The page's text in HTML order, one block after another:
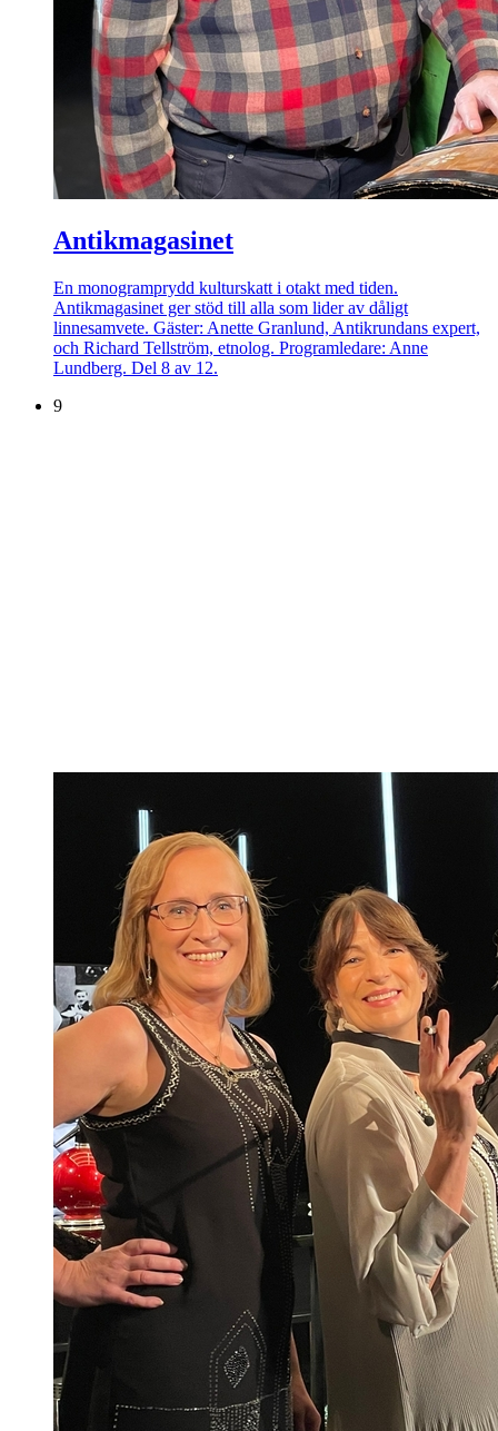
Antikmagasinet
En monogramprydd kulturskatt i otakt med tiden.
Antikmagasinet ger stöd till alla som lider av dåligt
linnesamvete. Gäster: Anette Granlund, Antikrundans expert,
och Richard Tellström, etnolog. Programledare: Anne
Lundberg. Del 8 av 12.
9